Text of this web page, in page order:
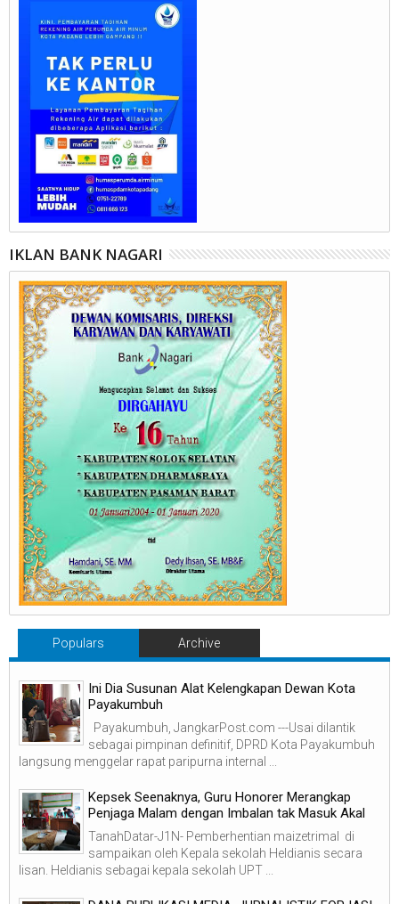
IKLAN BANK NAGARI
Populars Archive
Ini Dia Susunan Alat Kelengkapan Dewan Kota
Payakumbuh
Payakumbuh, JangkarPost.com ---Usai dilantik
sebagai pimpinan definitif, DPRD Kota Payakumbuh
langsung menggelar rapat paripurna internal ...
Kepsek Seenaknya, Guru Honorer Merangkap
Penjaga Malam dengan Imbalan tak Masuk Akal
TanahDatar-J1N- Pemberhentian maizetrimal di
sampaikan oleh Kepala sekolah Heldianis secara
lisan. Heldianis sebagai kepala sekolah UPT ...